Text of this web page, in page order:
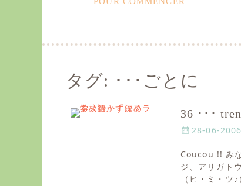
タグ: ･･･ごとに
36 ･･･
P
s
t
e
28-06-2006
Coucou !! み
ジ、アリガト
（ヒ・ミ・ツ